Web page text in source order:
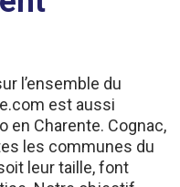
l’ensemble du
est aussi
Charente. Cognac,
les communes du
leur taille, font
Notre objectif